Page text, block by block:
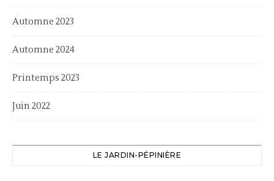
Automne 2023
Automne 2024
Printemps 2023
Juin 2022
LE JARDIN-PÉPINIÈRE